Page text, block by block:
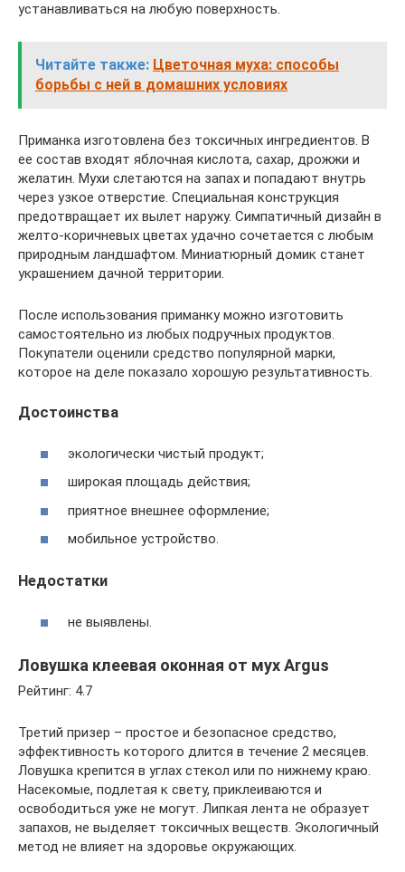
устанавливаться на любую поверхность.
Читайте также: Цветочная муха: способы
борьбы с ней в домашних условиях
Приманка изготовлена без токсичных ингредиентов. В
ее состав входят яблочная кислота, сахар, дрожжи и
желатин. Мухи слетаются на запах и попадают внутрь
через узкое отверстие. Специальная конструкция
предотвращает их вылет наружу. Симпатичный дизайн в
желто-коричневых цветах удачно сочетается с любым
природным ландшафтом. Миниатюрный домик станет
украшением дачной территории.
После использования приманку можно изготовить
самостоятельно из любых подручных продуктов.
Покупатели оценили средство популярной марки,
которое на деле показало хорошую результативность.
Достоинства
экологически чистый продукт;
широкая площадь действия;
приятное внешнее оформление;
мобильное устройство.
Недостатки
не выявлены.
Ловушка клеевая оконная от мух Argus
Рейтинг: 4.7
Третий призер – простое и безопасное средство,
эффективность которого длится в течение 2 месяцев.
Ловушка крепится в углах стекол или по нижнему краю.
Насекомые, подлетая к свету, приклеиваются и
освободиться уже не могут. Липкая лента не образует
запахов, не выделяет токсичных веществ. Экологичный
метод не влияет на здоровье окружающих.